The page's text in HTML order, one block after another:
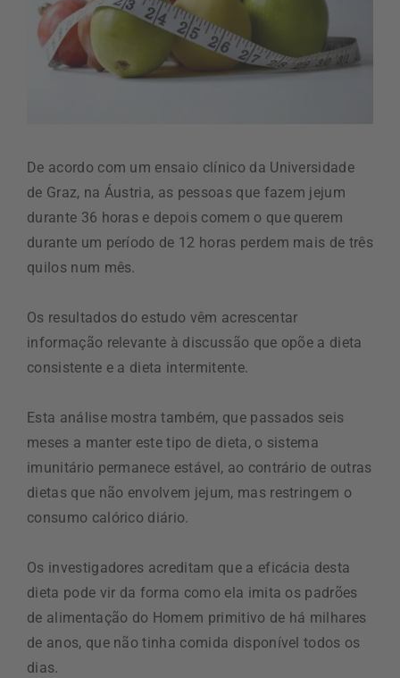
De acordo com um ensaio clínico da Universidade
de Graz, na Áustria, as pessoas que fazem jejum
durante 36 horas e depois comem o que querem
durante um período de 12 horas perdem mais de três
quilos num mês.
Os resultados do estudo vêm acrescentar
informação relevante à discussão que opõe a dieta
consistente e a dieta intermitente.
Esta análise mostra também, que passados seis
meses a manter este tipo de dieta, o sistema
imunitário permanece estável, ao contrário de outras
dietas que não envolvem jejum, mas restringem o
consumo calórico diário.
Os investigadores acreditam que a eficácia desta
dieta pode vir da forma como ela imita os padrões
de alimentação do Homem primitivo de há milhares
de anos, que não tinha comida disponível todos os
dias.